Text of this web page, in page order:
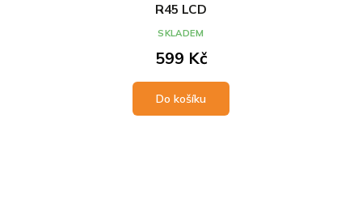
R45 LCD
599 Kč
Do košíku
SKLADEM